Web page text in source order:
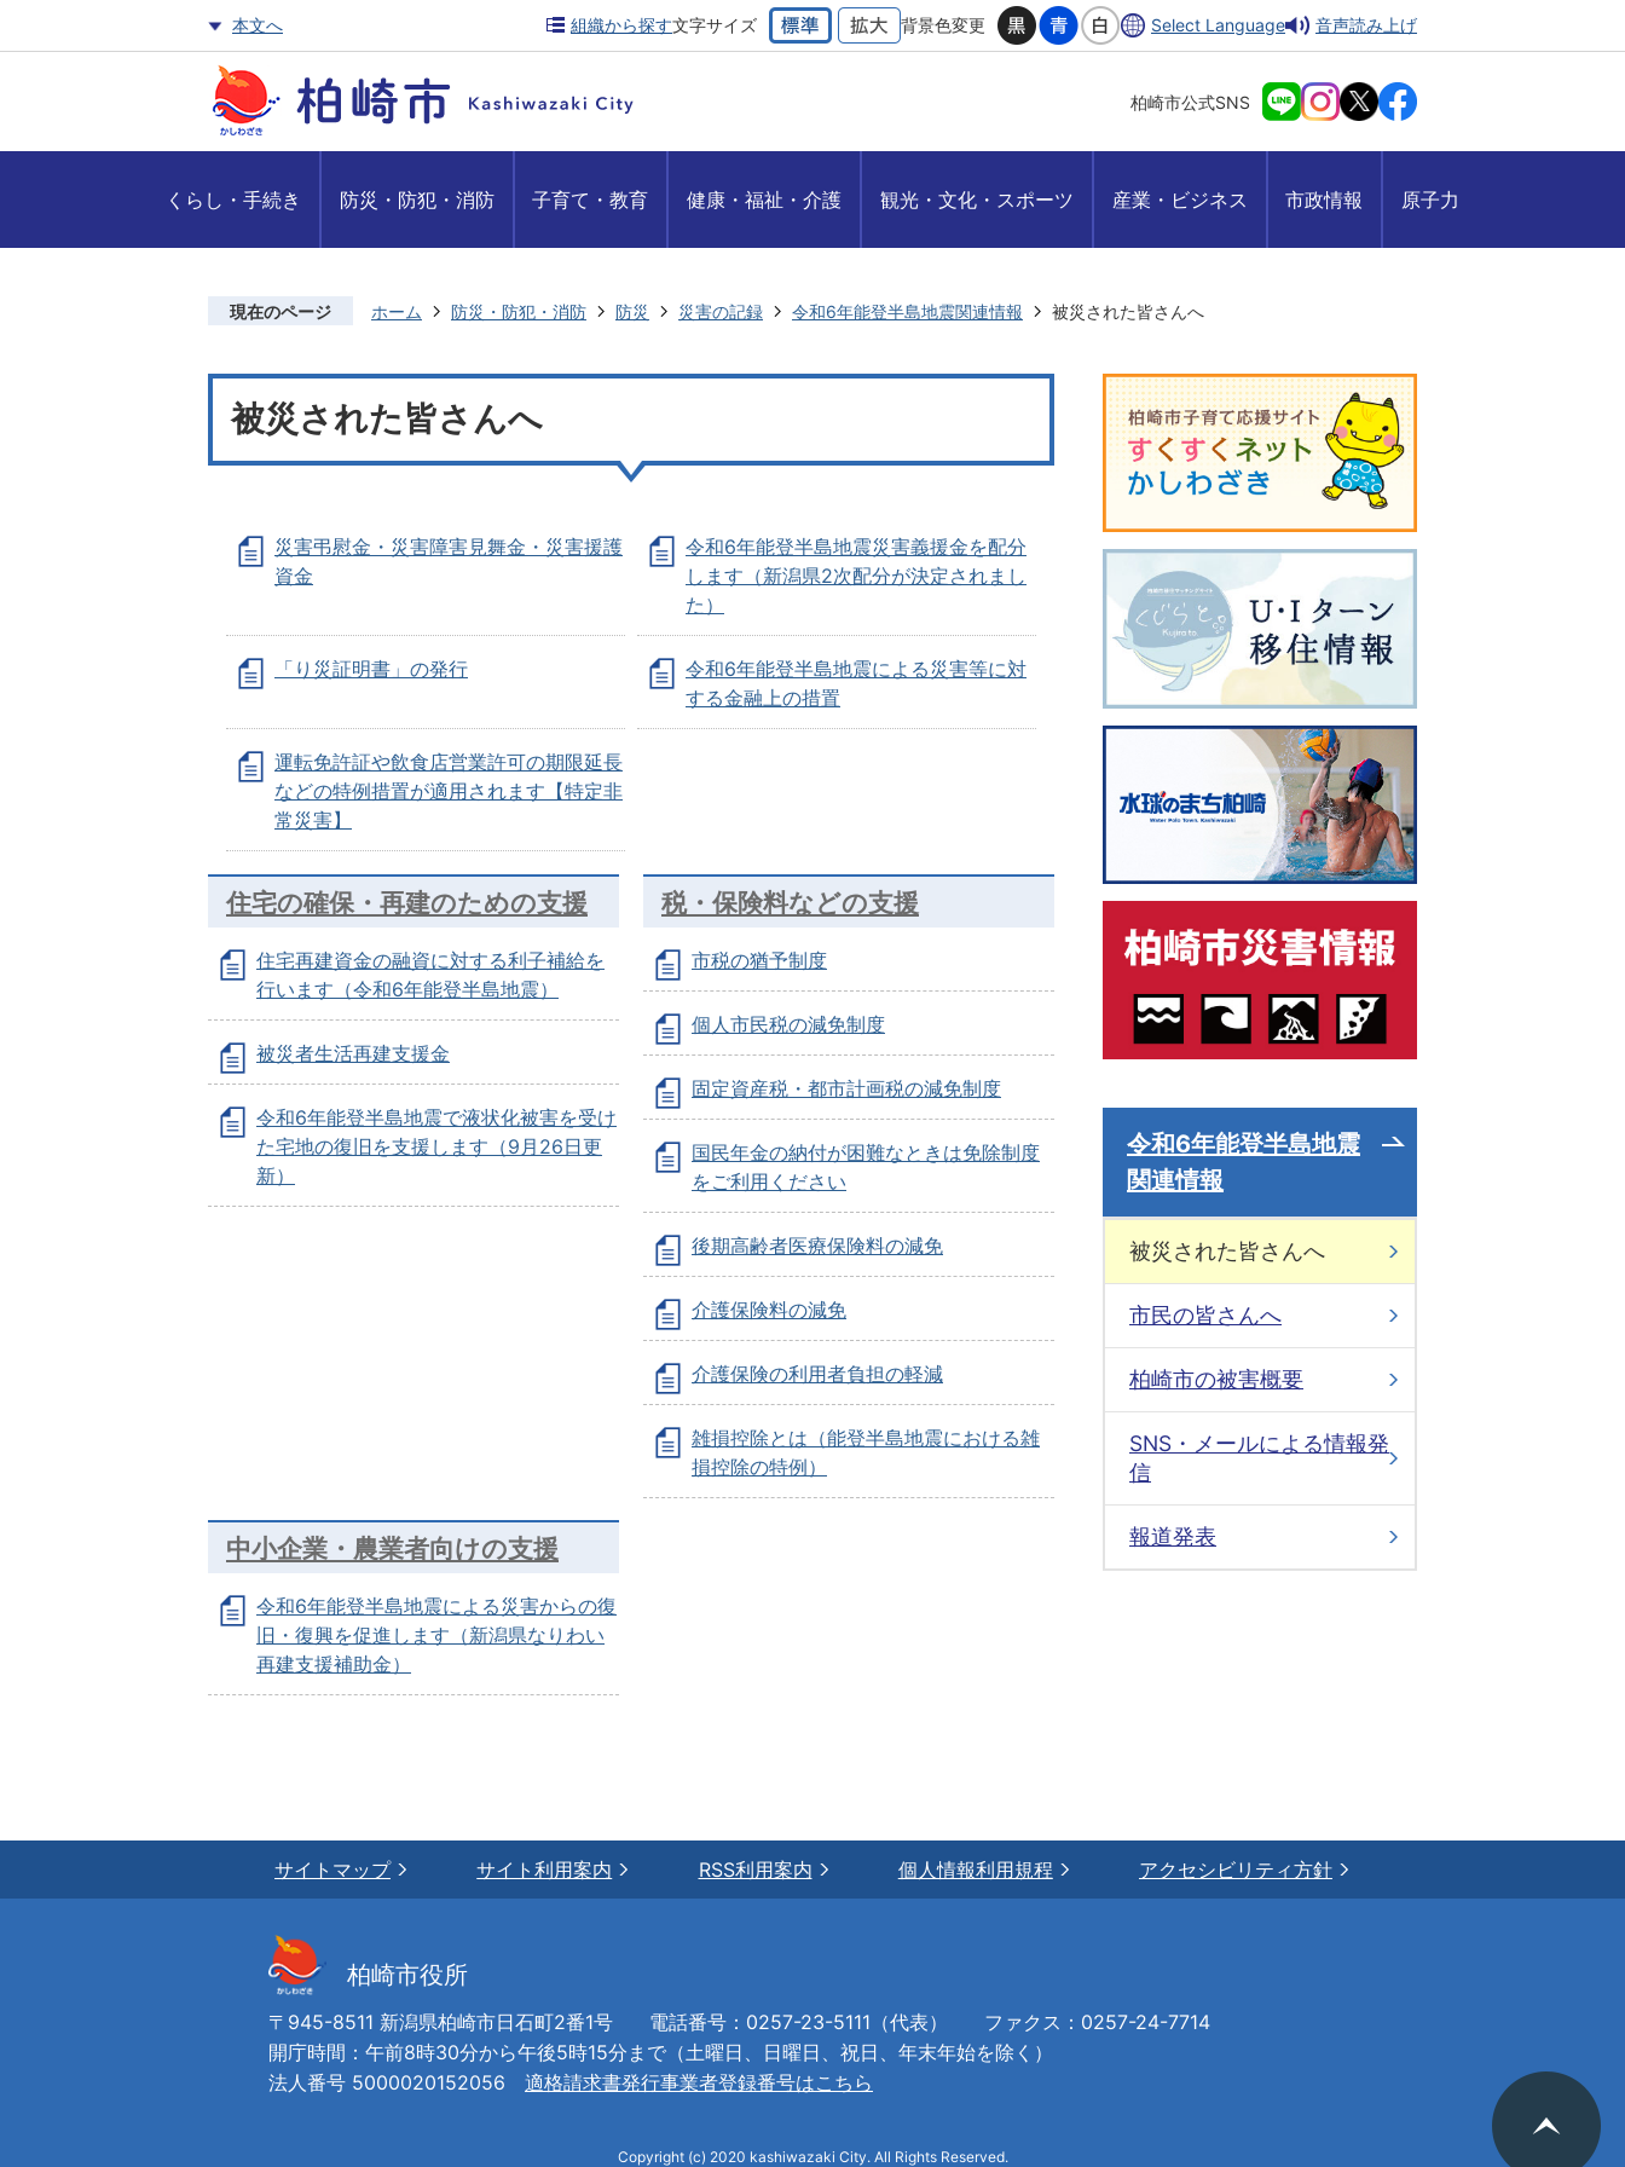
本文へ 組織から探す文字サイズ 背景色変更 Select Language 音声読み上げ
柏崎市公式SNS
くらし・手続き 防災・防犯・消防 子育て・教育 健康・福祉・介護 観光・文化・スポーツ 産業・ビジネス 市政情報 原子力
現在のページ ホーム 防災・防犯・消防 防災 災害の記録 令和6年能登半島地震関連情報 被災された皆さんへ
被災された皆さんへ
災害弔慰金・災害障害見舞金・災害援護
資金
令和6年能登半島地震災害義援金を配分
します（新潟県2次配分が決定されまし
た）
「り災証明書」の発行
令和6年能登半島地震による災害等に対
する金融上の措置
運転免許証や飲食店営業許可の期限延長
などの特例措置が適用されます【特定非
常災害】
住宅の確保・再建のための支援
住宅再建資金の融資に対する利子補給を
行います（令和6年能登半島地震）
被災者生活再建支援金
令和6年能登半島地震で液状化被害を受け
た宅地の復旧を支援します（9月26日更
新）
税・保険料などの支援
市税の猶予制度
個人市民税の減免制度
固定資産税・都市計画税の減免制度
国民年金の納付が困難なときは免除制度
をご利用ください
後期高齢者医療保険料の減免
介護保険料の減免
介護保険の利用者負担の軽減
雑損控除とは（能登半島地震における雑
損控除の特例）
中小企業・農業者向けの支援
令和6年能登半島地震による災害からの復
旧・復興を促進します（新潟県なりわい
再建支援補助金）
令和6年能登半島地震
関連情報
被災された皆さんへ
市民の皆さんへ
柏崎市の被害概要
SNS・メールによる情報発
信
報道発表
サイトマップ サイト利用案内 RSS利用案内 個人情報利用規程 アクセシビリティ方針
柏崎市役所
〒945-8511 新潟県柏崎市日石町2番1号 電話番号：0257-23-5111（代表）
ファクス：0257-24-7714
開庁時間：午前8時30分から午後5時15分まで（土曜日、日曜日、祝日、年末年始を除く）
法人番号 5000020152056 適格請求書発行事業者登録番号はこちら
Copyright (c) 2020 kashiwazaki City. All Rights Reserved.